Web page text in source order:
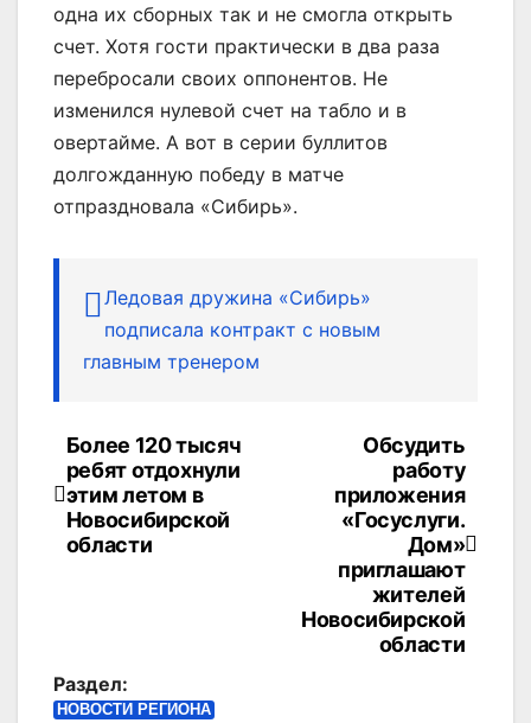
одна их сборных так и не смогла открыть
счет. Хотя гости практически в два раза
перебросали своих оппонентов. Не
изменился нулевой счет на табло и в
овертайме. А вот в серии буллитов
долгожданную победу в матче
отпраздновала «Сибирь».
Ледовая дружина «Сибирь»
подписала контракт с новым
главным тренером
Навигация
по
записям
Обсудить
работу
приложения
«Госуслуги.
Дом»
приглашают
жителей
Новосибирской
области
Более 120 тысяч
ребят отдохнули
этим летом в
Новосибирской
области
Раздел:
НОВОСТИ РЕГИОНА